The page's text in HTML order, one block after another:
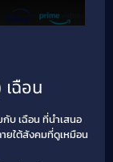
ฉือน
บ เฉือน ที่นำเสนอ
ยใต้สังคมที่ดูเหมือน